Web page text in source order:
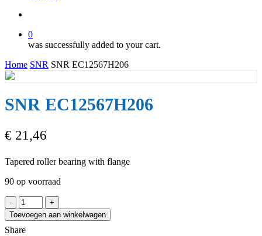
0
was successfully added to your cart.
Home SNR SNR EC12567H206
SNR EC12567H206
€ 21,46
Tapered roller bearing with flange
90 op voorraad
SNR
EC12567H206
aantal
Toevoegen aan winkelwagen
Share